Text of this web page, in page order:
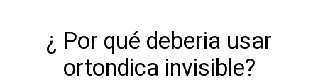
¿ Por qué deberia usar
ortondica invisible?